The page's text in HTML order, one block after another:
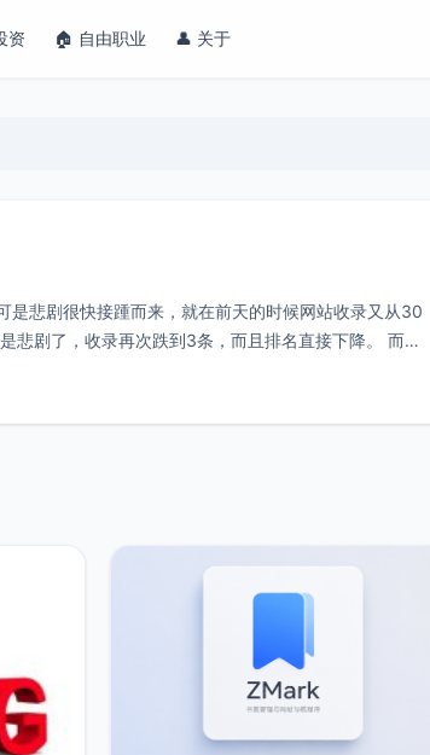
资 🏠 自由职业 👤 关于
悲剧很快接踵而来，就在前天的时候网站收录又从30
悲剧了，收录再次跌到3条，而且排名直接下降。 而小